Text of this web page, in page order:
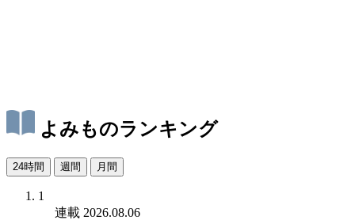
よみものランキング
24時間 週間 月間
1
連載 2026.08.06